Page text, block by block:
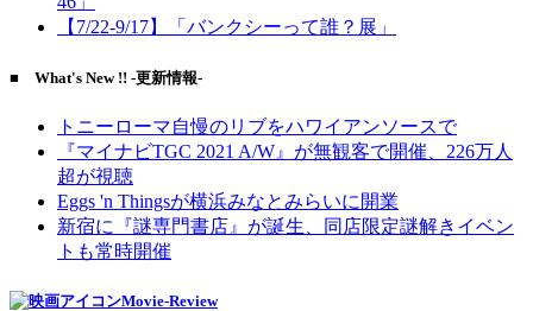
【7/22-9/17】「バンクシーって誰？展」
■ What's New !! -更新情報-
トニーローマ自慢のリブをハワイアンソースで
『マイナビTGC 2021 A/W』が無観客で開催、226万人
超が視聴
Eggs 'n Thingsが横浜みなとみらいに開業
新宿に『謎専門書店』が誕生、同店限定謎解きイベン
トも常時開催
Movie-Review